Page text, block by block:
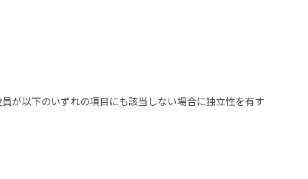
が以下のいずれの項目にも該当しない場合に独立性を有す